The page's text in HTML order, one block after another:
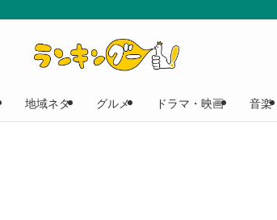
地域ネタ グルメ ドラマ・映画 音楽